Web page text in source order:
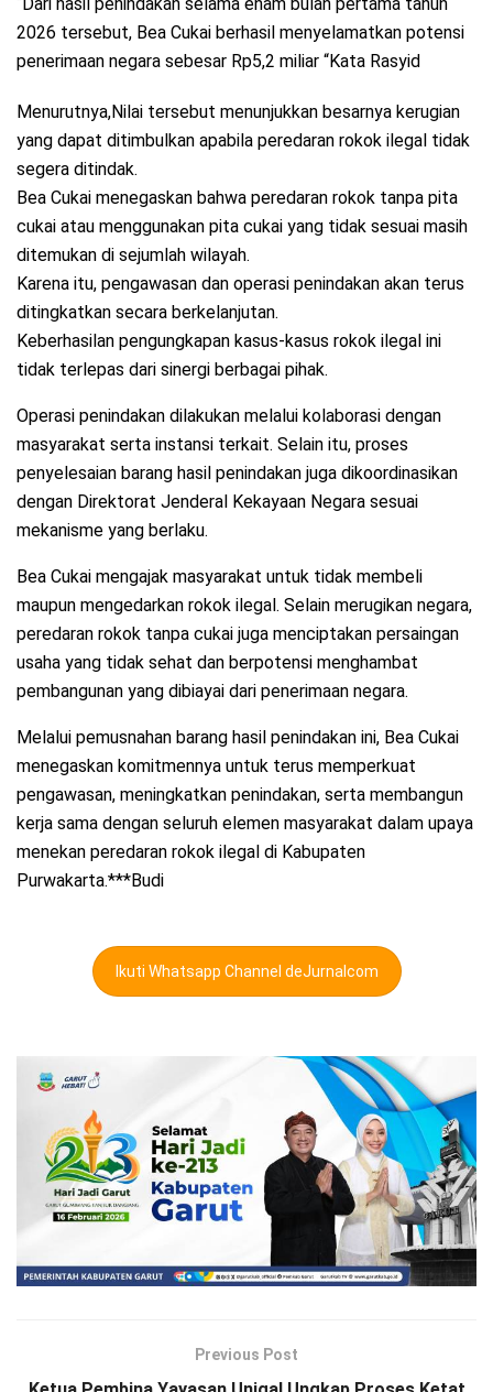
2026 tersebut, Bea Cukai berhasil menyelamatkan potensi
penerimaan negara sebesar Rp5,2 miliar “Kata Rasyid
Menurutnya,Nilai tersebut menunjukkan besarnya kerugian
yang dapat ditimbulkan apabila peredaran rokok ilegal tidak
segera ditindak.
Bea Cukai menegaskan bahwa peredaran rokok tanpa pita
cukai atau menggunakan pita cukai yang tidak sesuai masih
ditemukan di sejumlah wilayah.
Karena itu, pengawasan dan operasi penindakan akan terus
ditingkatkan secara berkelanjutan.
Keberhasilan pengungkapan kasus-kasus rokok ilegal ini
tidak terlepas dari sinergi berbagai pihak.
Operasi penindakan dilakukan melalui kolaborasi dengan
masyarakat serta instansi terkait. Selain itu, proses
penyelesaian barang hasil penindakan juga dikoordinasikan
dengan Direktorat Jenderal Kekayaan Negara sesuai
mekanisme yang berlaku.
Bea Cukai mengajak masyarakat untuk tidak membeli
maupun mengedarkan rokok ilegal. Selain merugikan negara,
peredaran rokok tanpa cukai juga menciptakan persaingan
usaha yang tidak sehat dan berpotensi menghambat
pembangunan yang dibiayai dari penerimaan negara.
Melalui pemusnahan barang hasil penindakan ini, Bea Cukai
menegaskan komitmennya untuk terus memperkuat
pengawasan, meningkatkan penindakan, serta membangun
kerja sama dengan seluruh elemen masyarakat dalam upaya
menekan peredaran rokok ilegal di Kabupaten
Purwakarta.***Budi
Ikuti Whatsapp Channel deJurnalcom
Previous Post